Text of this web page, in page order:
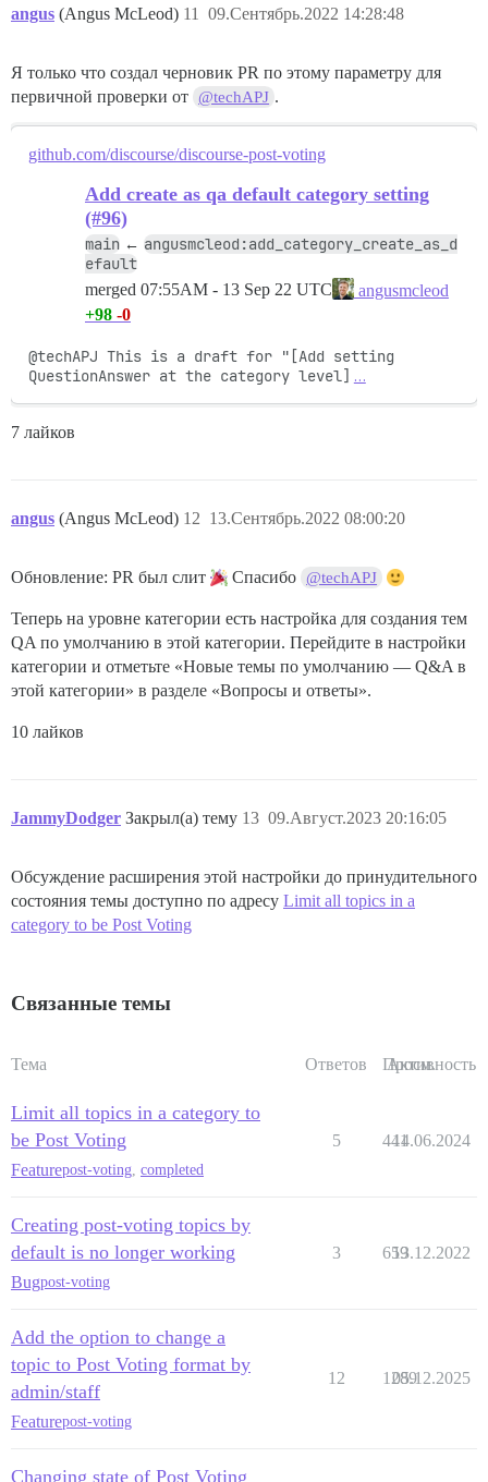
angus (Angus McLeod) 09.Сентябрь.2022 14:28:48
11
Я только что создал черновик PR по этому параметру для
первичной проверки от @techAPJ .
github.com/discourse/discourse-post-voting
Add create as qa default category setting
(#96)
main ← angusmcleod:add_category_create_as_d
efault
merged 07:55AM - 13 Sep 22 UTC
angusmcleod
+98 -0
@techAPJ This is a draft for "[Add setting
QuestionAnswer at the category level] …
7 лайков
angus (Angus McLeod) 13.Сентябрь.2022 08:00:20
12
Обновление: PR был слит Спасибо @techAPJ
Теперь на уровне категории есть настройка для создания тем
QA по умолчанию в этой категории. Перейдите в настройки
категории и отметьте «Новые темы по умолчанию — Q&A в
этой категории» в разделе «Вопросы и ответы».
10 лайков
JammyDodger Закрыл(а) тему 09.Август.2023 20:16:05
13
Обсуждение расширения этой настройки до принудительного
состояния темы доступно по адресу Limit all topics in a
category to be Post Voting
Связанные темы
Тема Ответов Просм.
Активность
Limit all topics in a category to
be Post Voting
Featurepost-voting, completed
5 441
14.06.2024
Creating post-voting topics by
default is no longer working
Bugpost-voting
3 659
13.12.2022
Add the option to change a
topic to Post Voting format by
admin/staff
Featurepost-voting
12 1289
05.12.2025
Changing state of Post Voting